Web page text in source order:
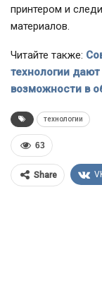
принтером и
материалов.
Читайте также:
технологии
возможности в
технологии
63
Share